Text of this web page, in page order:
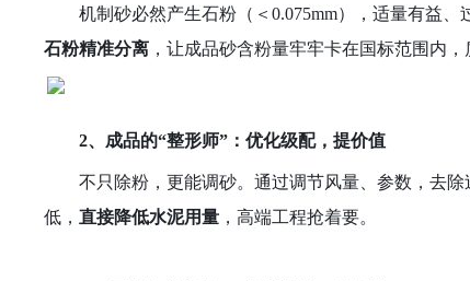
机制砂必然产生石粉（＜0.075mm），适量有益
石粉精准分离 ，让成品砂含粉量牢牢卡在国标范围内，
2、 成品的“整形师”：优化级配，提价值
不只除粉，更能调砂。通过调节风量、参数，去
低，直接降低水泥用量 ，高端工程抢着要。